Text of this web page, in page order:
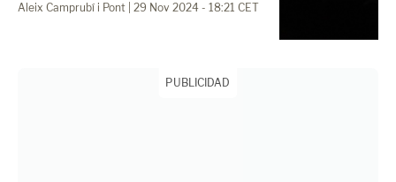
Aleix Camprubí i Pont | 29 Nov 2024 - 18:21 CET
PUBLICIDAD